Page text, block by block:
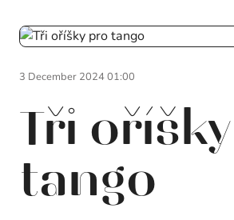
3 December 2024 01:00
Tři
tango